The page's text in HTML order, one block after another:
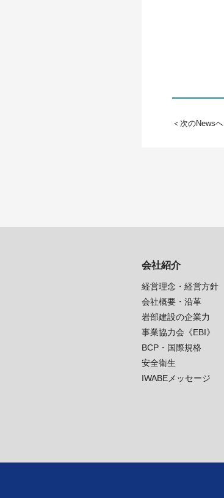
＜次のNewsへ
会社紹介
経営理念・経営方針
会社概要・沿革
岩部建設の企業力
事業協力会《EBI》
BCP・国際規格
安全衛生
IWABEメッセージ